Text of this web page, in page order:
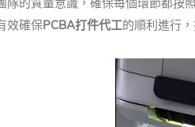
隊的質量意識，確保每個環節都按
效確保PCBA打件代工的順利進行